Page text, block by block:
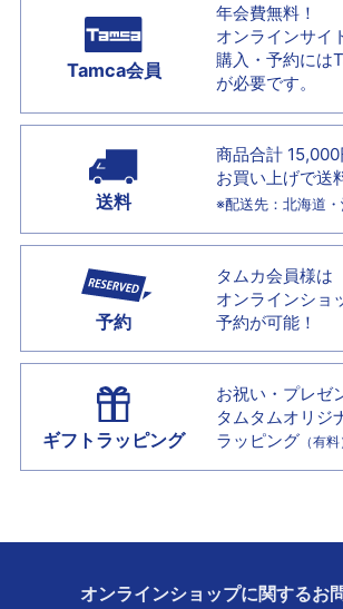
Tamca会員
年会費無料！
オンラインサイ
購入・予約には
が必要です。
送料
商品合計 15,000
お買い上げで送
※配送先：北海道・
予約
タムカ会員様は
オンラインショ
予約が可能！
ギフトラッピング
お祝い・プレゼ
タムタムオリジ
ラッピング （有料
オンラインショップに関するお